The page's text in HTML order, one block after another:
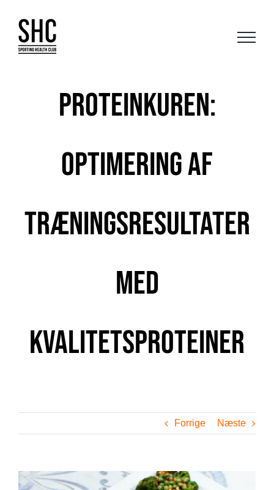
content
Proteinkuren:
Optimering af
Træningsresultater
med
Kvalitetsproteiner
Forrige Næste
Se